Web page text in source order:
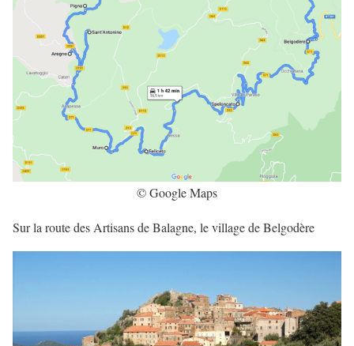
© Google Maps
Sur la route des Artisans de Balagne, le village de Belgodère